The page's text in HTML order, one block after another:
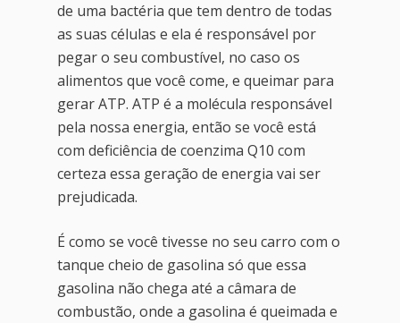
de uma bactéria que tem dentro de todas
as suas células e ela é responsável por
pegar o seu combustível, no caso os
alimentos que você come, e queimar para
gerar ATP. ATP é a molécula responsável
pela nossa energia, então se você está
com deficiência de coenzima Q10 com
certeza essa geração de energia vai ser
prejudicada.
É como se você tivesse no seu carro com o
tanque cheio de gasolina só que essa
gasolina não chega até a câmara de
combustão, onde a gasolina é queimada e